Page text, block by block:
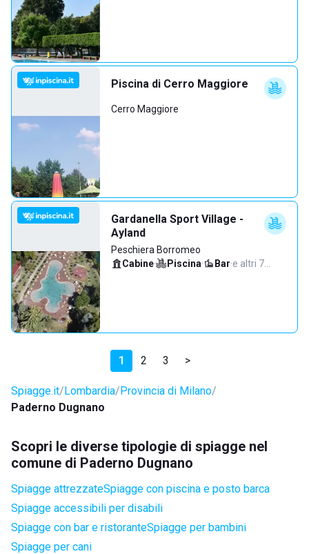
Piscina di Cerro Maggiore
Cerro Maggiore
Gardanella Sport Village -
Ayland
Peschiera Borromeo
Cabine· Piscina· Bar·e altri 7…
1 2 3 >
Spiagge.it Lombardia Provincia di Milano
Paderno Dugnano
Scopri le diverse tipologie di spiagge nel
comune di Paderno Dugnano
Spiagge attrezzateSpiagge con piscina e posto barca
Spiagge accessibili per disabili
Spiagge con bar e ristoranteSpiagge per bambini
Spiagge per cani